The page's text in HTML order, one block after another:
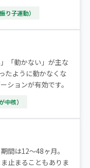
子運動）
「動かない」が主な
たように動かなくな
ションが有効です。
核）
間は12〜48ヶ月。
止まることもありま